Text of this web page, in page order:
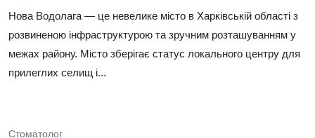
Нова Водолага — це невелике місто в Харківській області з
розвиненою інфраструктурою та зручним розташуванням у
межах району. Місто зберігає статус локального центру для
прилеглих селищ і...
Стоматолог